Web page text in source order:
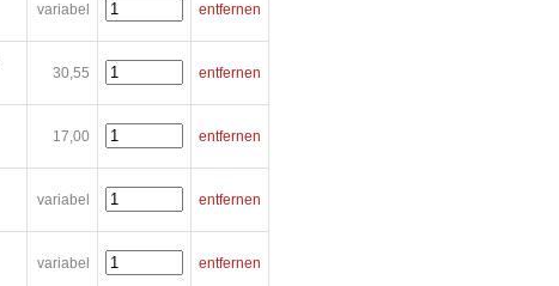
variabel entfernen
30,55 entfernen
17,00 entfernen
variabel entfernen
variabel entfernen